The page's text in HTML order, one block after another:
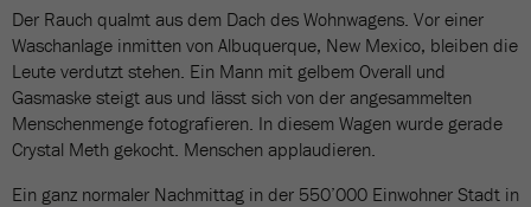
Der Rauch qualmt aus dem Dach des Wohnwagens. Vor einer
Waschanlage inmitten von Albuquerque, New Mexico, bleiben die
Leute verdutzt stehen. Ein Mann mit gelbem Overall und
Gasmaske steigt aus und lässt sich von der angesammelten
Menschenmenge fotografieren. In diesem Wagen wurde gerade
Crystal Meth gekocht. Menschen applaudieren.
Ein ganz normaler Nachmittag in der 550’000 Einwohner Stadt in